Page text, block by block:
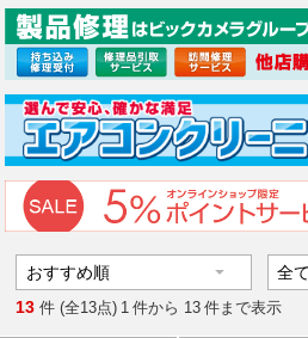
13 件 (全13点) 1 件から 13 件まで表示